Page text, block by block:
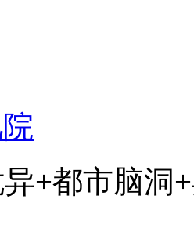
+都市脑洞